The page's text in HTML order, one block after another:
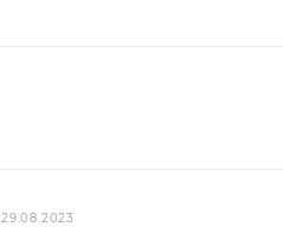
29.08.2023